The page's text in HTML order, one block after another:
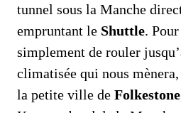
tunnel sous la Manche
empruntant le Shuttle.
simplement de rouler
climatisée qui nous
la petite ville de Folkestone